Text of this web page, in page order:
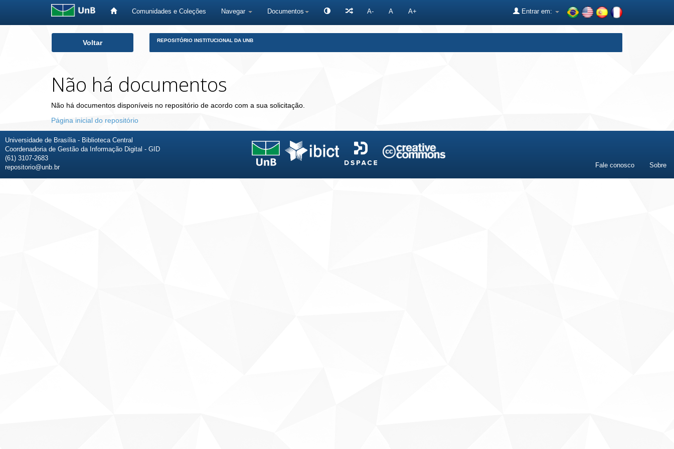
Comunidades e Coleções Navegar Documentos A- A A+ Entrar em:
Voltar REPOSITÓRIO INSTITUCIONAL DA UNB
Não há documentos
Não há documentos disponíveis no repositório de acordo com a sua solicitação.
Página inicial do repositório
Universidade de Brasília - Biblioteca Central
Coordenadoria de Gestão da Informação Digital - GID
(61) 3107-2683
repositorio@unb.br
Fale conosco Sobre